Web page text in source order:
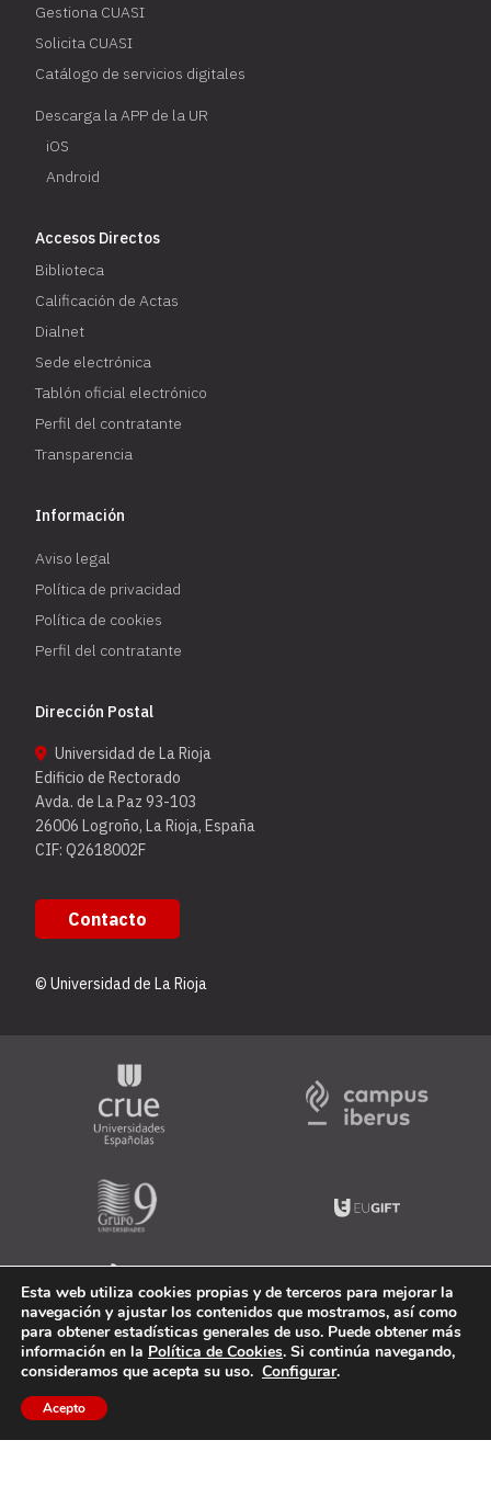
Gestiona CUASI
Solicita CUASI
Catálogo de servicios digitales
Descarga la APP de la UR
iOS
Android
Accesos Directos
Biblioteca
Calificación de Actas
Dialnet
Sede electrónica
Tablón oficial electrónico
Perfil del contratante
Transparencia
Información
Aviso legal
Política de privacidad
Política de cookies
Perfil del contratante
Dirección Postal
Universidad de La Rioja
Edificio de Rectorado
Avda. de La Paz 93-103
26006 Logroño, La Rioja, España
CIF: Q2618002F
Contacto
© Universidad de La Rioja
Esta web utiliza cookies propias y de terceros para mejorar la
navegación y ajustar los contenidos que mostramos, así como
para obtener estadísticas generales de uso. Puede obtener más
información en la Política de Cookies. Si continúa navegando,
consideramos que acepta su uso. Configurar.
Acepto